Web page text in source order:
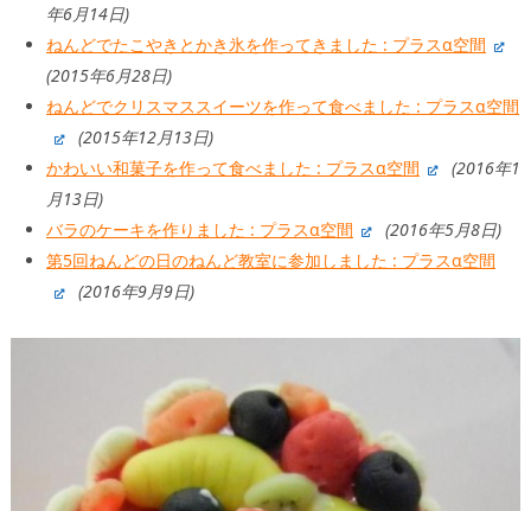
年6月14日)
ねんどでたこやきとかき氷を作ってきました : プラスα空間
(2015年6月28日)
ねんどでクリスマススイーツを作って食べました : プラスα空間
(2015年12月13日)
かわいい和菓子を作って食べました : プラスα空間
(2016年1
月13日)
バラのケーキを作りました : プラスα空間
(2016年5月8日)
第5回ねんどの日のねんど教室に参加しました : プラスα空間
(2016年9月9日)